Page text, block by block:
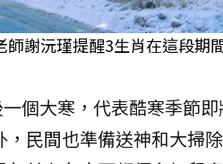
謝沅瑾提醒3生肖在這段
個大寒，代表酷寒季節
，民間也準備送神和大掃